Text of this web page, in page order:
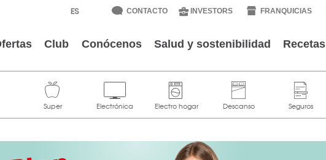
CONTACTO INVESTORS FRANQUICIAS
Club Conócenos Salud y sostenibilidad Recetas